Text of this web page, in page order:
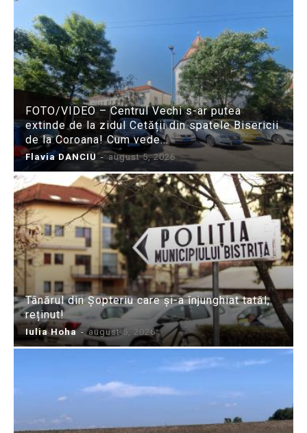
FOTO/VIDEO – Centrul Vechi s-ar putea
extinde de la zidul Cetății din spatele Bisericii
de la Coroana! Cum vede...
Flavia DANCIU - august 5, 2026
Tânărul din Șopteriu care și-a înjunghiat tatăl,
reținut!
Iulia Hoha - august 5, 2026